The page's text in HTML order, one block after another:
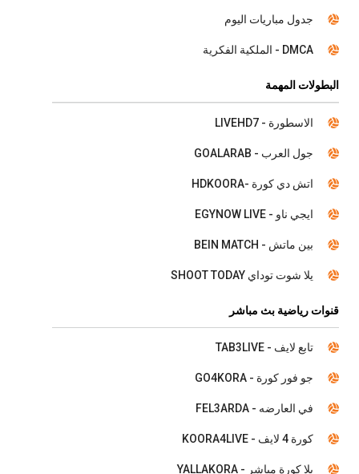
جدول مباريات اليوم
DMCA - الملكية الفكرية
البطولات المهمة
الاسطورة - LIVEHD7
جول العرب - GOALARAB
اتش دي كورة -HDKOORA
ايجي ناو - EGYNOW LIVE
بين ماتش - BEIN MATCH
يلا شوت توداي SHOOT TODAY
قنوات رياضية بث مباشر
تابع لايف - TAB3LIVE
جو فور كورة - GO4KORA
في العارضه - FEL3ARDA
كورة 4 لايف - KOORA4LIVE
يلا كورة مباشر - YALLAKORA